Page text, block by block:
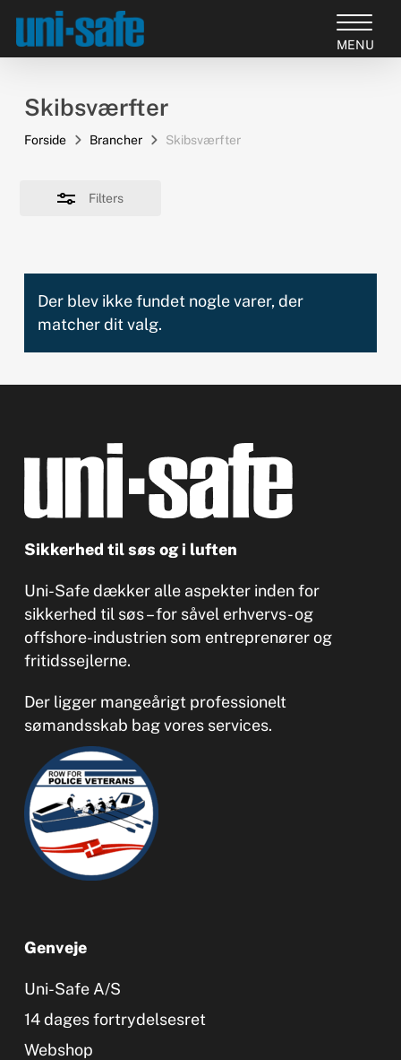
main
Skibsværfter
Forside Brancher Skibsværfter
Filters
Close
Filters
Der blev ikke fundet nogle varer, der
matcher dit valg.
Sikkerhed til søs og i luften
Uni-Safe dækker alle aspekter inden for
sikkerhed til søs – for såvel erhvervs- og
offshore-industrien som entreprenører og
fritidssejlerne.
Der ligger mangeårigt professionelt
sømandsskab bag vores services.
Genveje
Uni-Safe A/S
14 dages fortrydelsesret
Webshop
Close